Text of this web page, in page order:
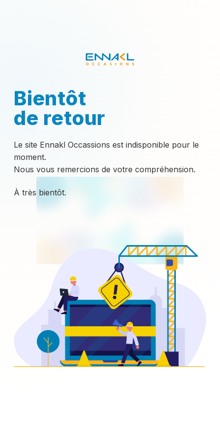
Bientôt
de retour
Le site Ennakl Occassions est indisponible pour le
moment.
Nous vous remercions de votre compréhension.
À très bientôt.